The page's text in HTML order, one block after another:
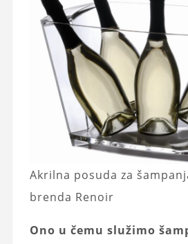
Akrilna posuda za
brenda Renoir
Ono u čemu služimo